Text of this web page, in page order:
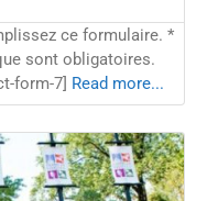
ce formulaire. *
sont obligatoires.
form-7] Read more...